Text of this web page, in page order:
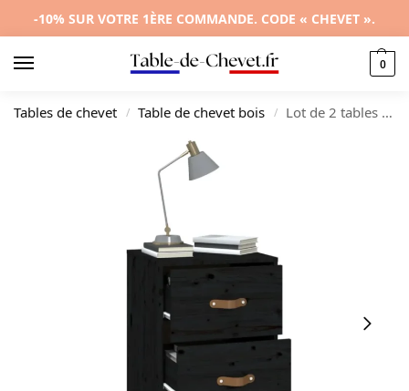
-10% SUR VOTRE 1ÈRE COMMANDE. CODE « CHEVET ».
0
Tables de chevet / Table de chevet bois / Lot de 2 tables de chevet pin design rustique LED, 40x40x75cm